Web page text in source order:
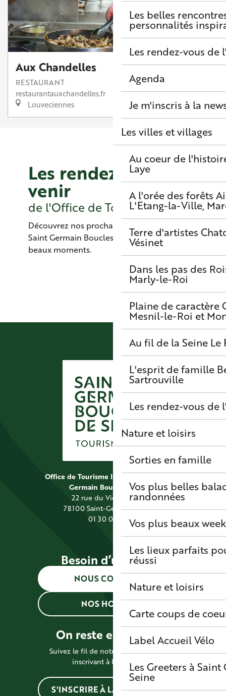
Les belles
personnalités
Les rendez-vous de
Agenda
Je m'inscris à la
Les villes et villages
Au coeur de
Laye
A l'orée des forêts
L'Etang-la-Ville,
Terre d'artistes
Vésinet
Dans les pas des
Marly-le-Roi
Plaine de caractère
Mesnil-le-Roi et
Au fil de la Seine Le
L'esprit de famille
Sartrouville
Les rendez-vous de
Nature et loisirs
Sorties en famille
Vos plus belles
randonnées
Vos plus beaux
Les lieux parfaits
réussi
Nature et loisirs
Carte coups de
Label Accueil Vélo
Les Greeters à
Seine
Aux Chandelles
RESTAURANT
restaurantauxchandelles.fr
Louveciennes
Les rendez-vous à
venir
de l'Office de Tourisme
Découvrez nos prochaines visites et sorties à
Saint Germain Boucles de Seine pour des
beaux moments.
Croisière commentée au départ de Chatou
Office de Tourisme Intercommunal Saint
Germain Boucles de Seine
22 rue du Vieil Abreuvoir
78100 Saint-Germain-en-Laye
01 30 09 39 89
Besoin d’une info ?
NOUS CONTACTER
NOS HORAIRES
On reste en contact !
Suivez le fil de notre actualité en vous
inscrivant à la newsletter
S'INSCRIRE À LA NEWSLETTER